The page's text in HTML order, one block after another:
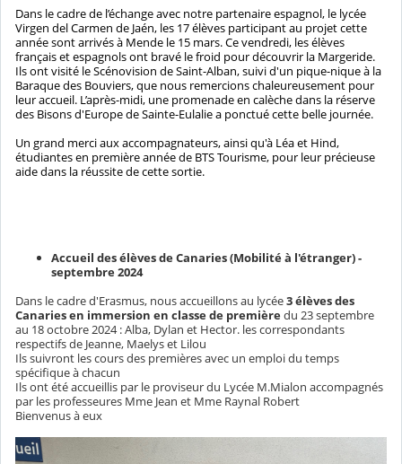
Dans le cadre de l’échange avec notre partenaire espagnol, le lycée
Virgen del Carmen de Jaén, les 17 élèves participant au projet cette
année sont arrivés à Mende le 15 mars. Ce vendredi, les élèves
français et espagnols ont bravé le froid pour découvrir la Margeride.
Ils ont visité le Scénovision de Saint-Alban, suivi d'un pique-nique à la
Baraque des Bouviers, que nous remercions chaleureusement pour
leur accueil. L’après-midi, une promenade en calèche dans la réserve
des Bisons d'Europe de Sainte-Eulalie a ponctué cette belle journée.
Un grand merci aux accompagnateurs, ainsi qu'à Léa et Hind,
étudiantes en première année de BTS Tourisme, pour leur précieuse
aide dans la réussite de cette sortie.
Accueil des élèves de Canaries (Mobilité à l'étranger) -
septembre 2024
Dans le cadre d'Erasmus, nous accueillons au lycée3 élèves des
Canaries en immersion en classe de premièredu 23 septembre
au 18 octobre 2024 : Alba, Dylan et Hector. les correspondants
respectifs de Jeanne, Maelys et Lilou
Ils suivront les cours des premières avec un emploi du temps
spécifique à chacun
Ils ont été accueillis par le proviseur du Lycée M.Mialon accompagnés
par les professeures Mme Jean et Mme Raynal Robert
Bienvenus à eux